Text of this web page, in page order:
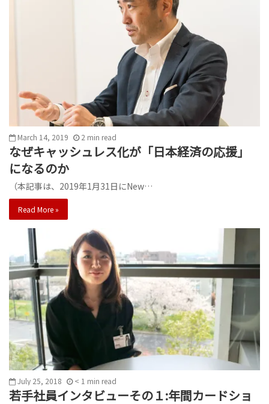
March 14, 2019 2 min read
なぜキャッシュレス化が「日本経済の応援」
になるのか
（本記事は、2019年1月31日にNew…
Read More »
July 25, 2018 < 1 min read
若手社員インタビューその１:年間カードショ